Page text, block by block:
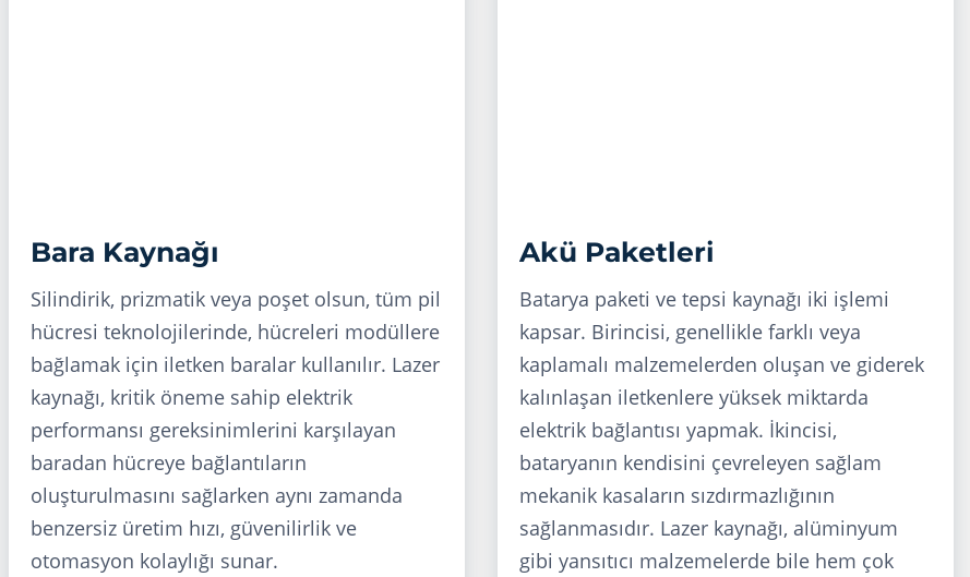
Bara Kaynağı
Silindirik, prizmatik veya poşet olsun, tüm pil
hücresi teknolojilerinde, hücreleri modüllere
bağlamak için iletken baralar kullanılır. Lazer
kaynağı, kritik öneme sahip elektrik
performansı gereksinimlerini karşılayan
baradan hücreye bağlantıların
oluşturulmasını sağlarken aynı zamanda
benzersiz üretim hızı, güvenilirlik ve
otomasyon kolaylığı sunar.
Akü Paketleri
Batarya paketi ve tepsi kaynağı iki işlemi
kapsar. Birincisi, genellikle farklı veya
kaplamalı malzemelerden oluşan ve giderek
kalınlaşan iletkenlere yüksek miktarda
elektrik bağlantısı yapmak. İkincisi,
bataryanın kendisini çevreleyen sağlam
mekanik kasaların sızdırmazlığının
sağlanmasıdır. Lazer kaynağı, alüminyum
gibi yansıtıcı malzemelerde bile hem çok